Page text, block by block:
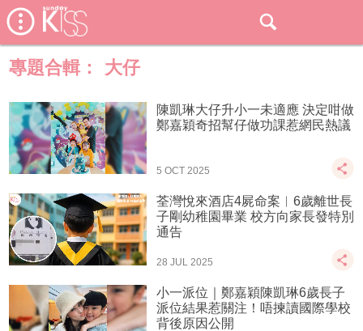
專題合輯： 大仔
陳凱琳大仔升小一未適應 決定咁做
鄭嘉穎奇招幫仔做功課惹網民熱議
5 OCT 2025
荃灣悅來酒店4屍命案︱6歲離世長
子剛幼稚園畢業 校方向家長發特別
通告
28 JUL 2025
小一派位｜鄭嘉穎陳凱琳6歲長子
派位結果惹關注！唔揀讀國際學校
背後原因公開